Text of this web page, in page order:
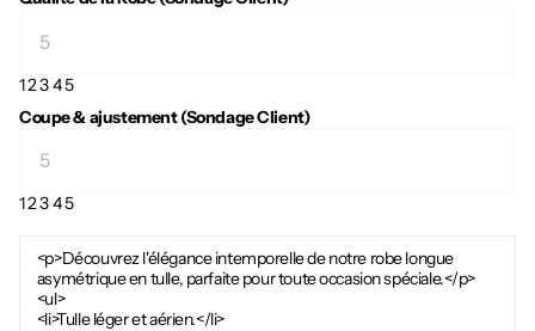
12345
Coupe & ajustement (Sondage Client)
12345
<p>Découvrez l'élégance intemporelle de notre robe longue
asymétrique en tulle, parfaite pour toute occasion spéciale.</p>
<ul>
<li>Tulle léger et aérien.</li>